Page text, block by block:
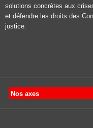
solutions concrètes aux
et défendre les droits des
justice.
Nos axes